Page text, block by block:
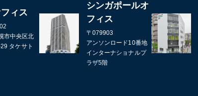
ィス
市中央区北
タケサト
シンガポールオ
フィス
〒079903
アンソンロード10番地
インターナショナルプ
ラザ5階